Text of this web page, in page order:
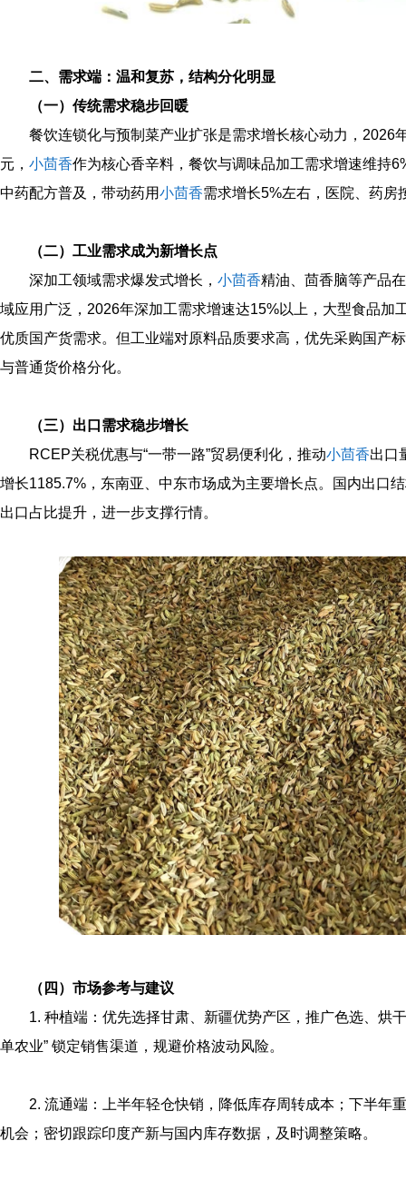
二、需求端：温和复苏，结构分化明显
（一）传统需求稳步回暖
餐饮连锁化与预制菜产业扩张是需求增长核心动力，2026
元， 小茴香作为核心香辛料，餐饮与调味品加工需求增速维持
中药配方普及，带动药用小茴香需求增长5%左右，医院、药房
（二）工业需求成为新增长点
深加工领域需求爆发式增长， 小茴香精油、茴香脑等产品
域应用广泛，2026年深加工需求增速达15%以上，大型食品加
优质国产货需求。但工业端对原料品质要求高，优先采购国产
与普通货价格分化。
（三）出口需求稳步增长
RCEP关税优惠与“一带一路”贸易便利化，推动小茴香出口
增长1185.7%，东南亚、中东市场成为主要增长点。国内出口
出口占比提升，进一步支撑行情。
（四）市场参考与建议
1. 种植端：优先选择甘肃、新疆优势产区，推广色选、烘
单农业” 锁定销售渠道，规避价格波动风险。
2. 流通端：上半年轻仓快销，降低库存周转成本；下半年
机会；密切跟踪印度产新与国内库存数据，及时调整策略。